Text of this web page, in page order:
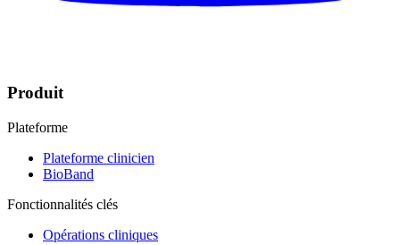
Produit
Plateforme
Plateforme clinicien
BioBand
Fonctionnalités clés
Opérations cliniques